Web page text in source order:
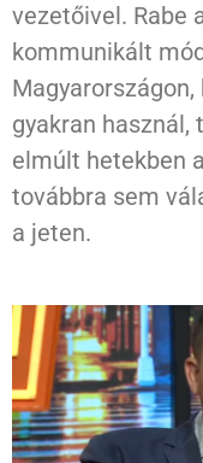
vezetőivel. Rabe
kommunikált
gyakran
elmúlt hetekben
továbbra sem
a jeten.